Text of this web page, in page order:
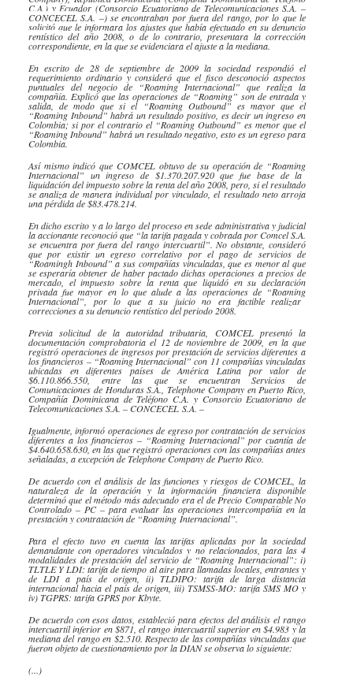
C.A.) y Ecuador (Consorcio Ecuatoriano de Telecomunicaciones S.A. –
CONCECEL S.A. –) se encontraban por fuera del rango, por lo que le
solicitó que le informara los ajustes que había efectuado en su denuncio
rentístico del año 2008, o de lo contrario, presentara la corrección
correspondiente, en la que se evidenciara el ajuste a la mediana.
En escrito de 28 de septiembre de 2009 la sociedad respondió el
requerimiento ordinario y consideró que el fisco desconoció aspectos
puntuales del negocio de “RoamingInternacional” que realiza la
compañía. Explicó que las operaciones de “Roaming” son de entrada y
salida, de modo que si el “Roaming Outbound” es mayor que el
“Roaming Inbound” habrá un resultado positivo, es decir un ingreso en
Colombia; si por el contrario el “Roaming Outbound” es menor que el
“Roaming Inbound” habrá un resultado negativo, esto es un egreso para
Colombia.
Así mismo indicó que COMCELobtuvo de su operación de “Roaming
Internacional” un ingreso de $1.370.207.920 que fue base de la
liquidación del impuesto sobre la renta del año 2008, pero, si el resultado
se analiza de manera individual por vinculado, el resultado neto arroja
una pérdida de $83.478.214.
En dicho escrito y a lo largo del proceso en sede administrativa y judicial
laaccionantereconoció que “la tarifa pagada y cobrada porComcelS.A.
se encuentra por fuera del rangointercuartil”. No obstante, consideró
que por existir un egreso correlativo por el pago de servicios de
“Roamingh Inbound” a sus compañías vinculadas, que es menor al que
se esperaría obtener de haber pactado dichas operaciones a precios de
mercado, el impuesto sobre la renta que liquidó en su declaración
privada fue mayor en lo que alude a las operaciones de “Roaming
Internacional”, por lo que a su juicio no era factible realizar
correcciones a su denunciorentísticodel periodo 2008.
Previa solicitud de la autoridad tributaria, COMCELpresentó la
documentación comprobatoria el 12 de noviembre de 2009, en la que
registró operaciones de ingresos por prestación de servicios diferentes a
los financieros – “RoamingInternacional” con 11 compañías vinculadas
ubicadas en diferentes países de América Latina por valor de
$6.110.866.550, entre las que se encuentran Servicios de
Comunicaciones de Honduras S.A., Telephone Companyen Puerto Rico,
Compañía Dominicana de Teléfono C.A. y Consorcio Ecuatoriano de
Telecomunicaciones S.A. –CONCECEL S.A. –
Igualmente, informó operaciones de egreso por contratación de servicios
diferentes a los financieros – “Roaming Internacional” por cuantía de
$4.640.658.630, en las que registró operaciones con las compañías antes
señaladas, a excepción de Telephone Company de Puerto Rico.
De acuerdo con el análisis de las funciones y riesgos de COMCEL, la
naturaleza de la operación y la información financiera disponible
determinó que el método más adecuado era el de Precio Comparable No
Controlado – PC – para evaluar las operaciones intercompañía en la
prestación y contratación de “Roaming Internacional”.
Para el efecto tuvo en cuenta las tarifas aplicadas por la sociedad
demandante con operadores vinculados y no relacionados, para las 4
modalidades de prestación del servicio de “Roaming Internacional”: i)
TLTLE Y LDI: tarifa de tiempo al aire para llamadas locales, entrantes y
de LDI a país de origen, ii) TLDIPO: tarifa de larga distancia
internacional hacia el país de origen, iii) TSMSS-MO: tarifa SMS MO y
iv) TGPRS: tarifa GPRS por Kbyte.
De acuerdo con esos datos, estableció para efectos del análisis el rango
intercuartil inferior en $871, el rango intercuartil superior en $4.983 y la
mediana del rango en $2.510. Respecto de las compañías vinculadas que
fueron objeto de cuestionamiento por la DIAN se observa lo siguiente:
(...)